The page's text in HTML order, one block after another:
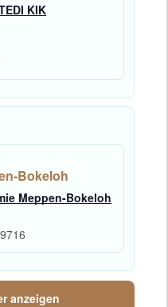
KIK
Bokeloh
Meppen-Bokeloh
anzeigen